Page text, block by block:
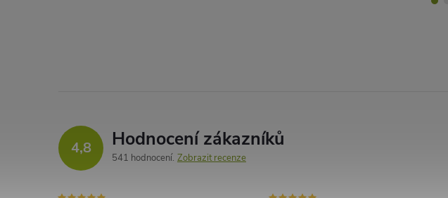
4,8 Hodnocení zákazníků
541 hodnocení Zobrazit recenze